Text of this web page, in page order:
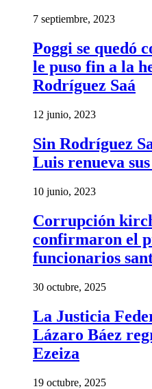
7 septiembre, 2023
Poggi se quedó
le puso fin a la
Rodríguez Saá
12 junio, 2023
Sin Rodríguez
Luis renueva
10 junio, 2023
Corrupción
confirmaron el
funcionarios
30 octubre, 2025
La Justicia
Lázaro Báez
Ezeiza
19 octubre, 2025